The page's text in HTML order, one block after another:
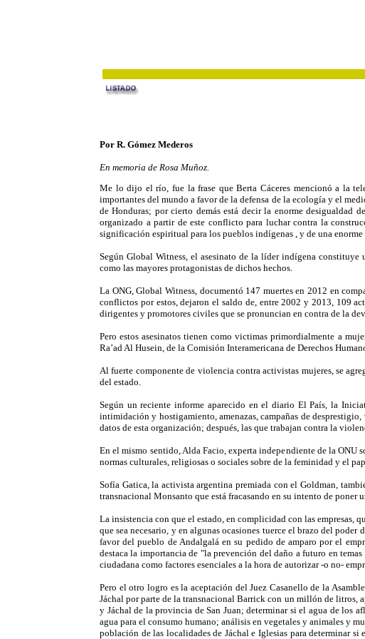
Por R. Gómez Mederos
En memoria de Rosa Muñoz.
Me lo dijo el río, fue la frase que Berta Cáceres mencionó a la
importantes del mundo a favor de la defensa de la ecología y el
de Honduras; por cierto demás está decir la enorme
organizado a partir de este conflicto para luchar contra la
significación espiritual para los pueblos indígenas , y de una
Según Global Witness, el asesinato de la líder indígena constituye
como las mayores protagonistas de dichos hechos.
La ONG, Global Witness, documentó 147 muertes en 2012 en
conflictos por estos, dejaron el saldo de, entre 2002 y 2013, 109
dirigentes y promotores civiles que se pronuncian en contra de la
Pero estos asesinatos tienen como victimas primordialmente a
Ra’ad Al Husein, de la Comisión Interamericana de Derechos
Al fuerte componente de violencia contra activistas mujeres, se
del estado.
Según un reciente informe aparecido en el diario El País, la
intimidación y hostigamiento, amenazas, campañas de
datos de esta organización; después, las que trabajan contra la
En el mismo sentido, Alda Facio, experta independiente de la ONU
normas culturales, religiosas o sociales sobre de la feminidad y el
Sofía Gatica, la activista argentina premiada con el Goldman,
transnacional Monsanto que está fracasando en su intento de
La insistencia con que el estado, en complicidad con las empresas,
que sea necesario, y en algunas ocasiones tuerce el brazo del
favor del pueblo de Andalgalá en su pedido de amparo por el
destaca la importancia de "la prevención del daño a futuro en
ciudadana como factores esenciales a la hora de autorizar -o no-
Pero el otro logro es la aceptación del Juez Casanello de la
Jáchal por parte de la transnacional Barrick con un millón de litros,
y Jáchal de la provincia de San Juan; determinar si el agua de los
agua para el consumo humano; análisis en vegetales y animales y
población de las localidades de Jáchal e Iglesias para determinar